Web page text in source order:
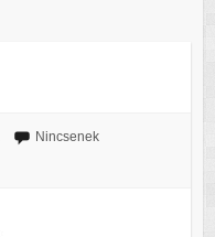
Nincsenek